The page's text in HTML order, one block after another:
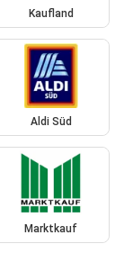
Kaufland
Aldi Süd
Marktkauf